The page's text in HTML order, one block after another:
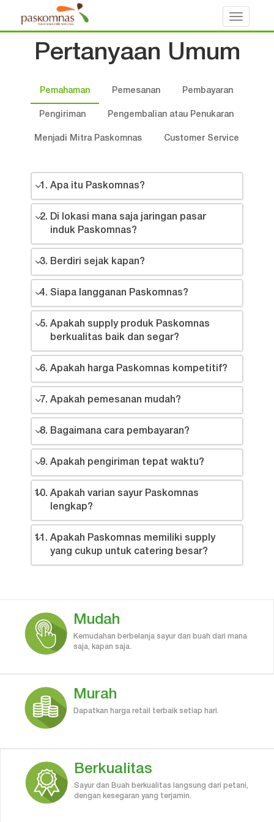
Toggle
Pertanyaan Umum
Pemahaman Pemesanan Pembayaran
Pengiriman Pengembalian atau Penukaran
Menjadi Mitra Paskomnas Customer Service
Apa itu Paskomnas?
Di lokasi mana saja jaringan pasar
induk Paskomnas?
Berdiri sejak kapan?
Siapa langganan Paskomnas?
Apakah supply produk Paskomnas
berkualitas baik dan segar?
Apakah harga Paskomnas kompetitif?
Apakah pemesanan mudah?
Bagaimana cara pembayaran?
Apakah pengiriman tepat waktu?
Apakah varian sayur Paskomnas
lengkap?
Apakah Paskomnas memiliki supply
yang cukup untuk catering besar?
Mudah
Kemudahan berbelanja sayur dan buah dari mana
saja, kapan saja.
Murah
Dapatkan harga retail terbaik setiap hari.
Berkualitas
Sayur dan Buah berkualitas langsung dari petani,
dengan kesegaran yang terjamin.